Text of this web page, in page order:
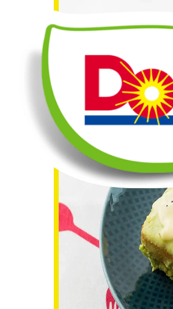
HOME レシピ